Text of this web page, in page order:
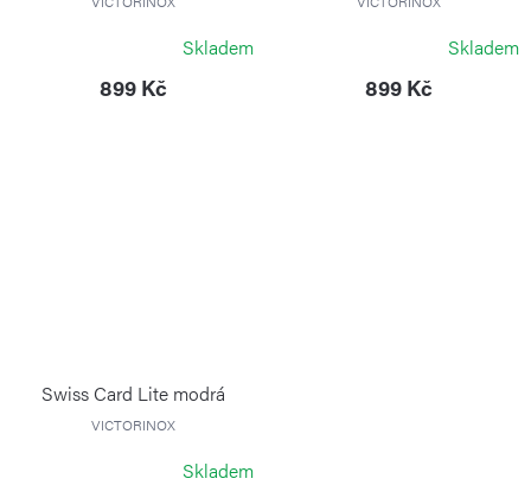
Skladem
899 Kč
Skladem
899 Kč
Swiss Card Lite modrá
VICTORINOX
Skladem